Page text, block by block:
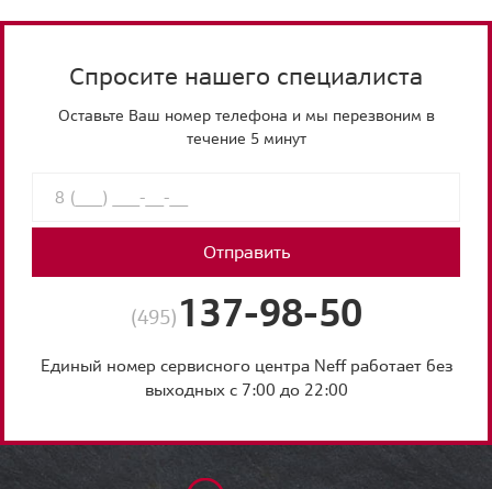
Спросите нашего специалиста
Оставьте Ваш номер телефона и мы перезвоним в
течение 5 минут
Отправить
(495) 137-98-50
Единый номер сервисного центра Neff работает без
выходных с 7:00 до 22:00